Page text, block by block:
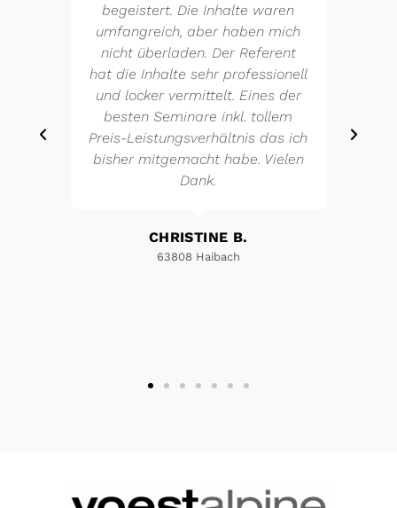
begeistert. Die Inhalte waren
umfangreich, aber haben mich
nicht überladen. Der Referent
hat die Inhalte sehr professionell
und locker vermittelt. Eines der
besten Seminare inkl. tollem
Preis-Leistungsverhältnis das ich
bisher mitgemacht habe. Vielen
Dank.
CHRISTINE B.
63808 Haibach